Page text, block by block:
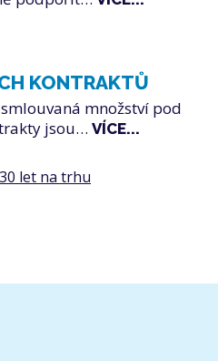
KONTRAKTŮ
množství pod
jsou… VÍCE...